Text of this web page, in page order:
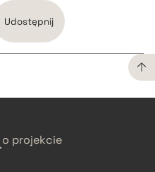
Udostępnij
o projekcie